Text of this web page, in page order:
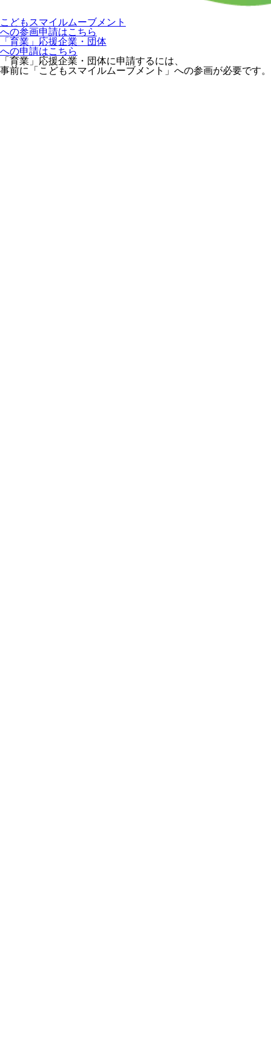
こどもスマイルムーブメント
への参画申請はこちら
「育業」応援企業・団体
への申請はこちら
「育業」応援企業・団体に申請するには、
事前に「こどもスマイルムーブメント」への参画が必要です。